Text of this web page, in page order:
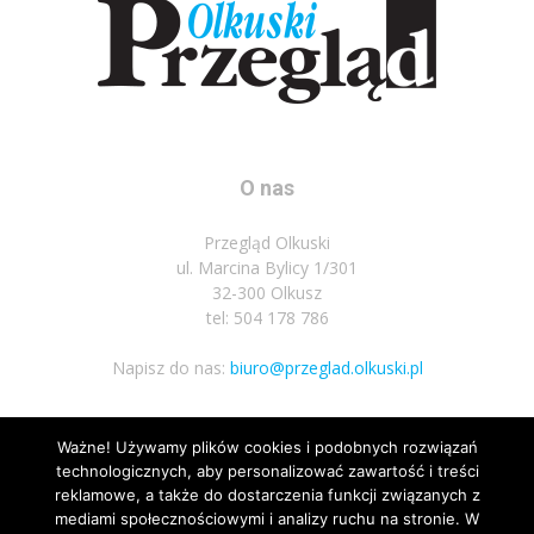
O nas
Przegląd Olkuski
ul. Marcina Bylicy 1/301
32-300 Olkusz
tel: 504 178 786
Napisz do nas: biuro@przeglad.olkuski.pl
Podążaj za nami
Ważne! Używamy plików cookies i podobnych rozwiązań
technologicznych, aby personalizować zawartość i treści
reklamowe, a także do dostarczenia funkcji związanych z
mediami społecznościowymi i analizy ruchu na stronie. W